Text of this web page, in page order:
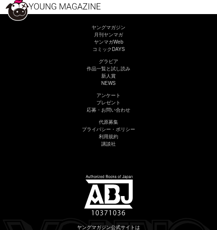
ヤングマガジン
月刊ヤンマガ
ヤンマガWeb
コミックDAYS
グラビア
作品一覧と試し読み
新人賞
NEWS
アンケート
プレゼント
応募・お問い合わせ
代原募集
プライバシー・ポリシー
利用規約
講談社
ヤングマガジン公式サイトは